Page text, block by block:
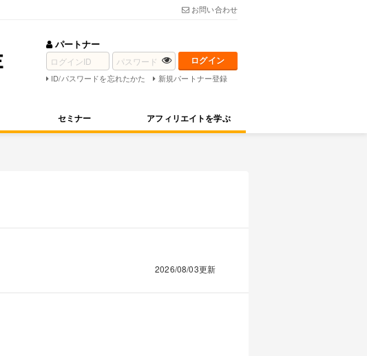
お問い合わせ
パートナー
ID/パスワードを忘れたかた 新規パートナー登録
セミナー アフィリエイトを学ぶ
2026/08/03更新